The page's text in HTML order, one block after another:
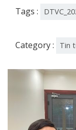
Tags :
Category : Tin